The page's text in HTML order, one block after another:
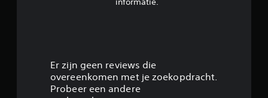
Er zijn geen reviews die
overeenkomen met je zoekopdracht.
Probeer een andere